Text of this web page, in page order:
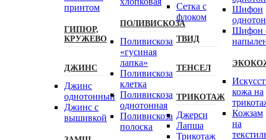
принтом
ГИПЮР,
КРУЖЕВО
ДЖИНС
Джинс
однотонный
Джинс с
вышивкой
ПОЛИВИСКОЗА
Поливискоза
«гусиная
лапка»
Поливискоза
клетка
Поливискоза
однотонная
Поливискоза
полоска
Сетка с
флоком
ТВИД
ТЕНСЕЛ
ТРИКОТАЖ
Джерси
Лапша
Трикотаж
Шифон
Шифон
кожа на
Кожзам
на